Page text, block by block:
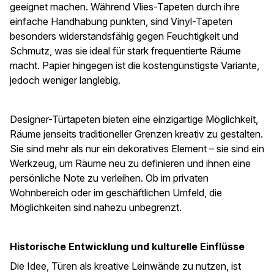
geeignet machen. Während Vlies-Tapeten durch ihre
einfache Handhabung punkten, sind Vinyl-Tapeten
besonders widerstandsfähig gegen Feuchtigkeit und
Schmutz, was sie ideal für stark frequentierte Räume
macht. Papier hingegen ist die kostengünstigste Variante,
jedoch weniger langlebig.
Designer-Türtapeten bieten eine einzigartige Möglichkeit,
Räume jenseits traditioneller Grenzen kreativ zu gestalten.
Sie sind mehr als nur ein dekoratives Element – sie sind ein
Werkzeug, um Räume neu zu definieren und ihnen eine
persönliche Note zu verleihen. Ob im privaten
Wohnbereich oder im geschäftlichen Umfeld, die
Möglichkeiten sind nahezu unbegrenzt.
Historische Entwicklung und kulturelle Einflüsse
Die Idee, Türen als kreative Leinwände zu nutzen, ist